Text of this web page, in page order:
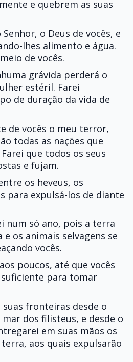
e quebrem as suas
o Deus de vocês, e
lhes alimento e água.
de vocês.
grávida perderá o
estéril. Farei
de duração da vida de
de vocês o meu terror,
todas as nações que
que todos os seus
e fujam.
os heveus, os
para expulsá-los de diante
num só ano, pois a terra
os animais selvagens se
vocês.
poucos, até que vocês
para tomar
suas fronteiras desde o
dos filisteus, e desde o
em suas mãos os
aos quais expulsarão